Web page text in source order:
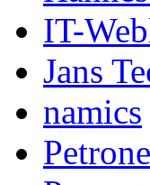
IT-
Jans
namics